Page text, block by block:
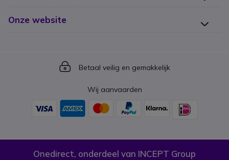
Onze website
Icon
Betaal veilig en gemakkelijk
Wij aanvaarden
Onedirect, onderdeel van INCEPT Group